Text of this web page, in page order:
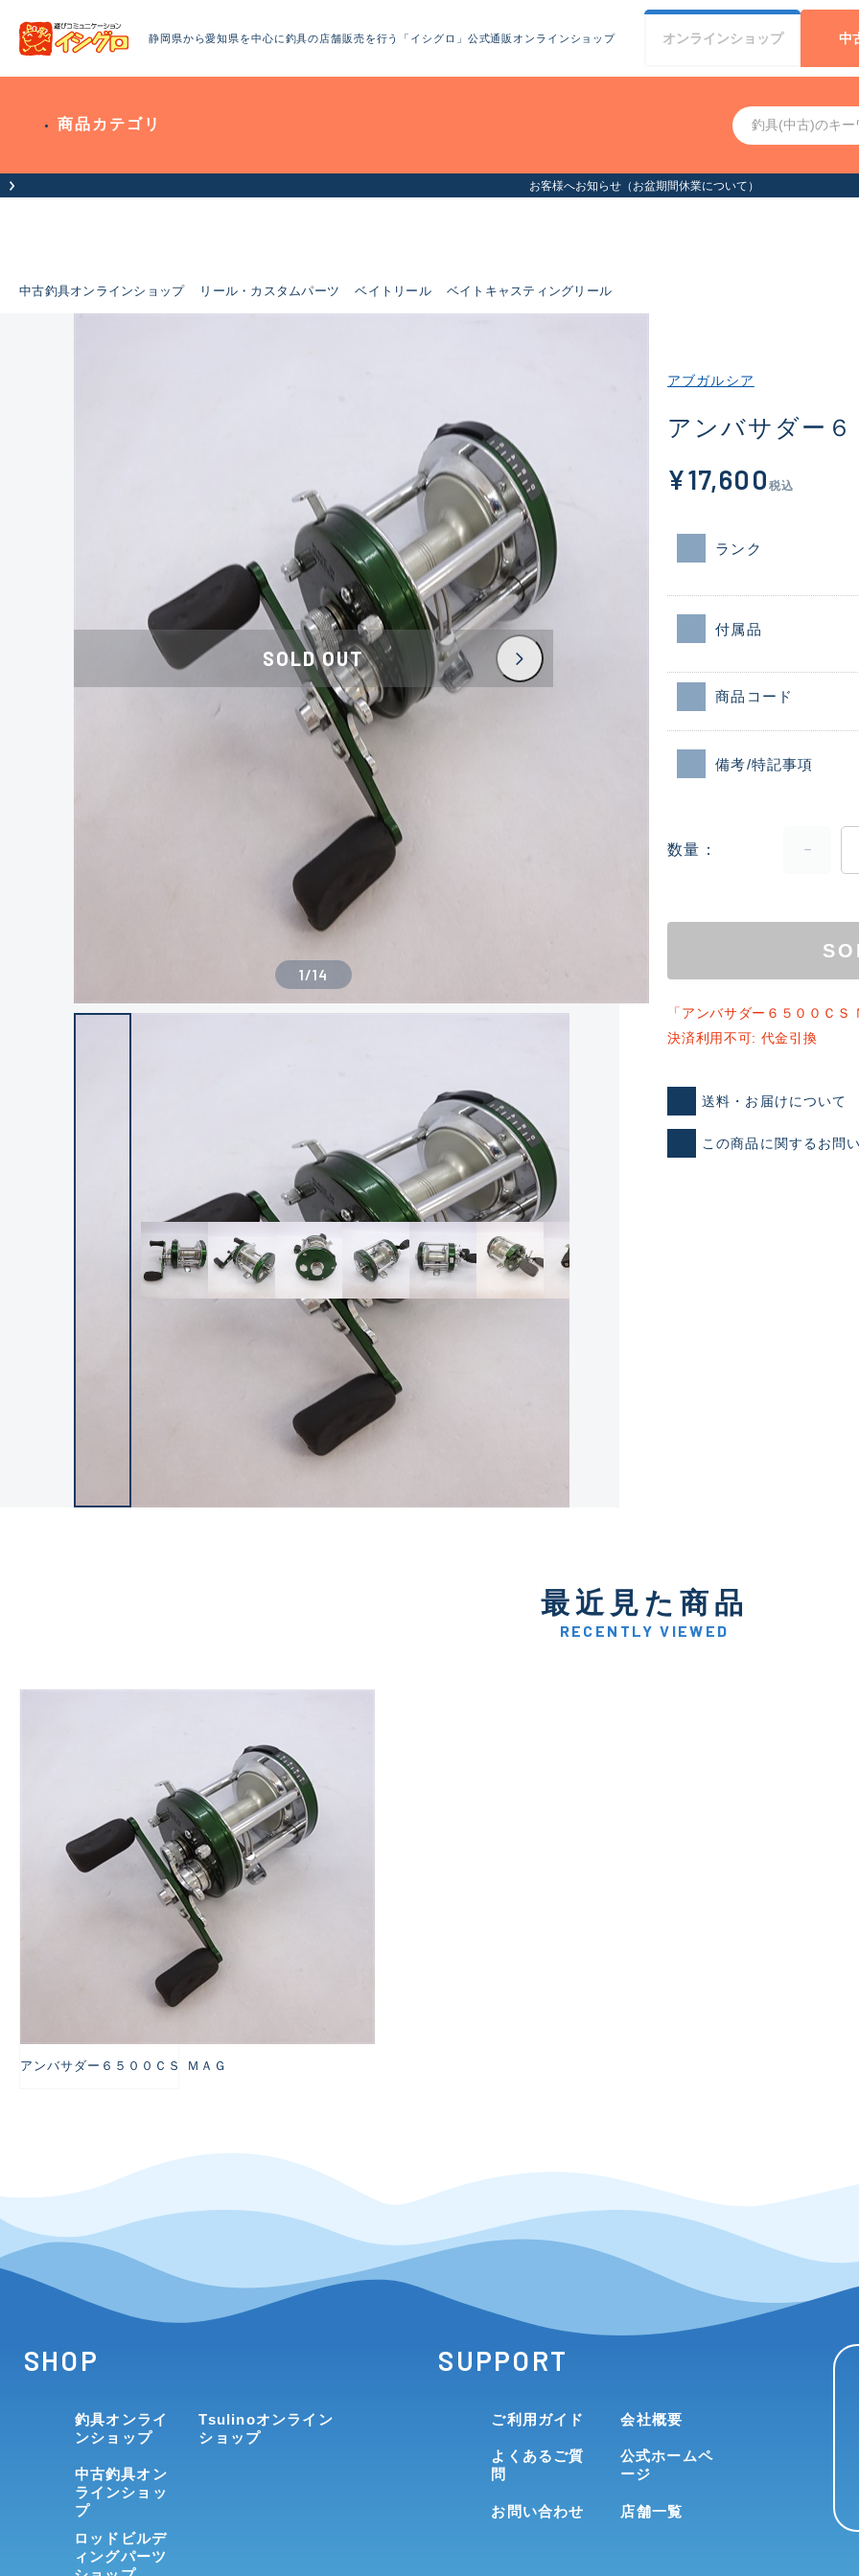
静岡県から愛知県を中心に釣具の店舗販売を行う「イシグロ」公式通販オンラインショップ オンラインショップ 中
商品カテゴリ
お客様へお知らせ（お盆期間休業について）
中古釣具オンラインショップ リール・カスタムパーツ ベイトリール ベイトキャスティングリール
良
新古品（メーカー問屋から
C-
い品
SOLD OUT
1/14
アブガルシア
アンバサダー６
¥17,600 税込
ランク
付属品
商品コード
備考/特記事項
数量
「アンバサダー６５００ＣＳ
決済利用不可: 代金引換
送料・お届けについて
この商品に関するお問
最近見た商品
RECENTLY VIEWED
アンバサダー６５００ＣＳ ＭＡＧ
SHOP
釣具オンライ
ンショップ
中古釣具オン
ラインショッ
プ
ロッドビルデ
ィングパーツ
Tsulinoオンライン
ショップ
SUPPORT
ご利用ガイド
よくあるご質
問
お問い合わせ
会社概要
公式ホームペ
ージ
店舗一覧